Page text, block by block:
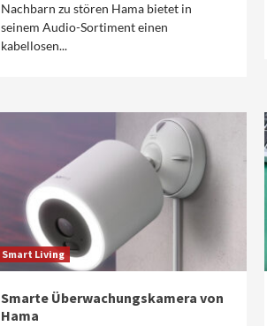
Nachbarn zu stören Hama bietet in
seinem Audio-Sortiment einen
kabellosen...
Smart Living
Smarte Überwachungskamera von
Hama